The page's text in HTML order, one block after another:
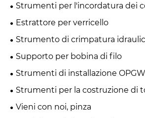
Strumenti per l'incordatura dei
Estrattore per verricello
Strumento di crimpatura
Supporto per bobina di filo
Strumenti di installazione OPGW
Strumenti per la costruzione di
Vieni con noi, pinza